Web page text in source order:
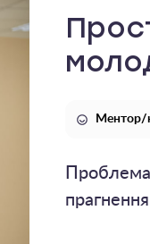
Ментор/